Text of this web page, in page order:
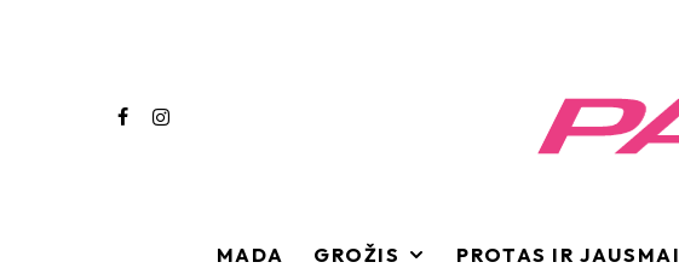
MADA GROŽIS PROTAS IR JAUSMAI